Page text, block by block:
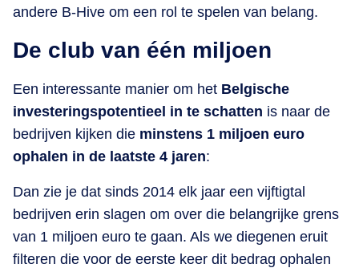
andere B-Hive om een rol te spelen van belang.
De club van één miljoen
Een interessante manier om het Belgische
investeringspotentieel in te schatten is naar de
bedrijven kijken die minstens 1 miljoen euro
ophalen in de laatste 4 jaren:
Dan zie je dat sinds 2014 elk jaar een vijftigtal
bedrijven erin slagen om over die belangrijke grens
van 1 miljoen euro te gaan. Als we diegenen eruit
filteren die voor de eerste keer dit bedrag ophalen